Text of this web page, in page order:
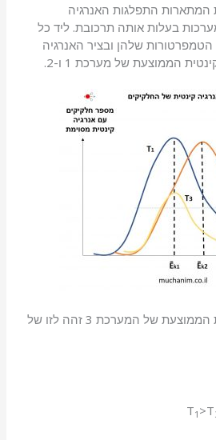
המתארות התפלגות האנרגיה
של 3 מערכות בעלות אותה תרכובת. ליד כל
שלהן ובציר האנרגיה
הממוצעת של מערכת 1 ו-2.
נתון שהאנרגיה הקינטית הממוצעת של המערכת 3 זהה לזו של
1>T